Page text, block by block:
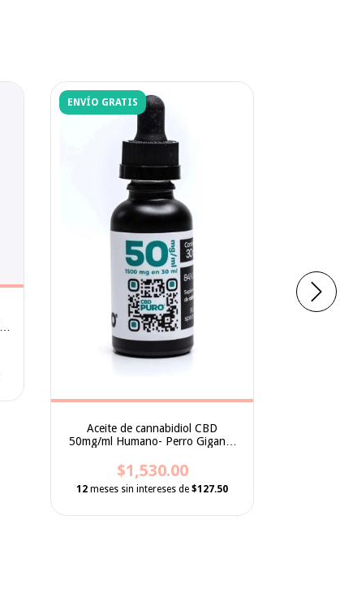
ENVÍO GRATIS
Aceite de cannabidiol CBD
50mg/ml Humano- Perro Gigante
$1,530.00
12 meses sin intereses de $127.50
Aceite